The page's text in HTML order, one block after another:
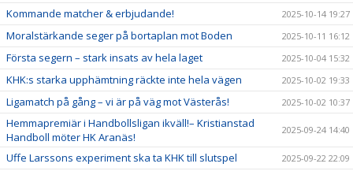
Kommande matcher & erbjudande! 2025-10-14 19:27
Moralstärkande seger på bortaplan mot Boden 2025-10-11 16:12
Första segern – stark insats av hela laget 2025-10-04 15:32
KHK:s starka upphämtning räckte inte hela vägen 2025-10-02 19:33
Ligamatch på gång – vi är på väg mot Västerås! 2025-10-02 10:37
Hemmapremiär i Handbollsligan ikväll!– Kristianstad
Handboll möter HK Aranäs!
2025-09-24 14:40
Uffe Larssons experiment ska ta KHK till slutspel 2025-09-22 22:09